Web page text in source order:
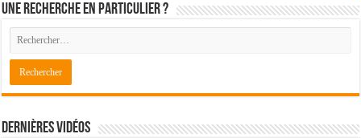
Une recherche en particulier ?
Dernières Vidéos